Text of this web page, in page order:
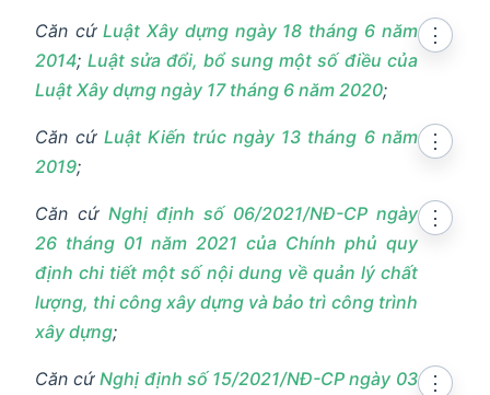
Căn cứLuật Xây dựng ngày 18 tháng 6 năm
2014;Luật sửa đổi, bổ sung một số điều của
Luật Xây dựng ngày 17 tháng 6 năm 2020;
⋮
Căn cứLuật Kiến trúc ngày 13 tháng 6 năm
2019;
⋮
Căn cứ Nghị định số 06/2021/NĐ-CP ngày
26 tháng 01 năm 2021 của Chính phủ quy
định chi tiết một số nội dung về quản lý chất
lượng, thi công xây dựng và bảo trì công trình
xây dựng;
⋮
Căn cứNghị định số 15/2021/NĐ-CP ngày 03
⋮